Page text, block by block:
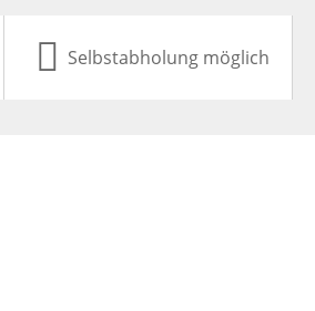
Selbstabholung möglich